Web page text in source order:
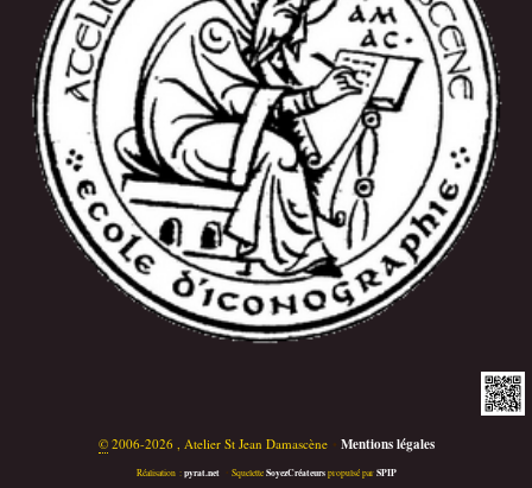
©2006-2026 , Atelier St Jean Damascène • Mentions légales
Réalisation : pyrat.net • Squelette SoyezCréateurspropulsé par SPIP